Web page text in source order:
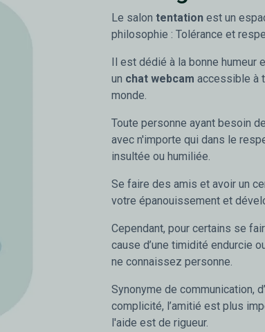
Le salon tentation est un
philosophie : Tolérance et
Il est dédié à la bonne humeur
un chat webcam accessible à
monde.
Toute personne ayant besoin
avec n'importe qui dans le
insultée ou humiliée.
Se faire des amis et avoir un
votre épanouissement et
Cependant, pour certains se
cause d’une timidité endurcie
ne connaissez personne.
Synonyme de communication,
complicité, l’amitié est plus
l'aide est de rigueur.